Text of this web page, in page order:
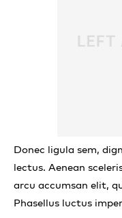
Donec ligula sem,
lectus. Aenean
arcu accumsan elit,
Phasellus luctus